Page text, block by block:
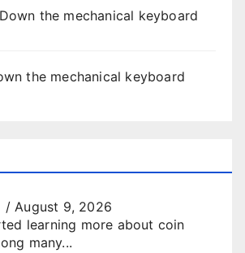
Down the mechanical keyboard
the mechanical keyboard
/August 9, 2026
learning more about coin
many...